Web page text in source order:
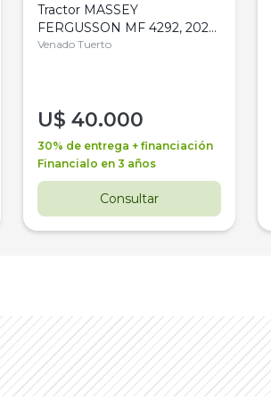
Tractor MASSEY
FERGUSSON MF 4292, 2020,
4WD, PATON
Venado Tuerto
U$ 40.000
30% de entrega + financiación
Financialo en 3 años
Consultar